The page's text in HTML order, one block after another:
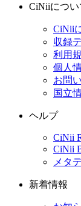
CiNiiについ
CiNii
収録
利用
個人
お問
国立
ヘルプ
CiNii
CiNii
メタ
新着情報